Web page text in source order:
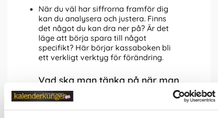
När du väl har siffrorna framför dig
kan du analysera och justera. Finns
det något du kan dra ner på? Är det
läge att börja spara till något
specifikt? Här börjar kassaboken bli
ett verkligt verktyg för förändring.
Vad ska man tänka på när man
köper en kassabok?